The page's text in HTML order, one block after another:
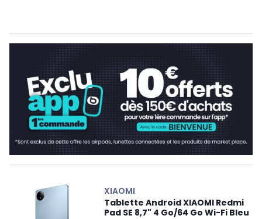
XIAOMI
Tablette Android XIAOMI Redmi
Pad SE 8,7" 4 Go/64 Go Wi-Fi Bleu